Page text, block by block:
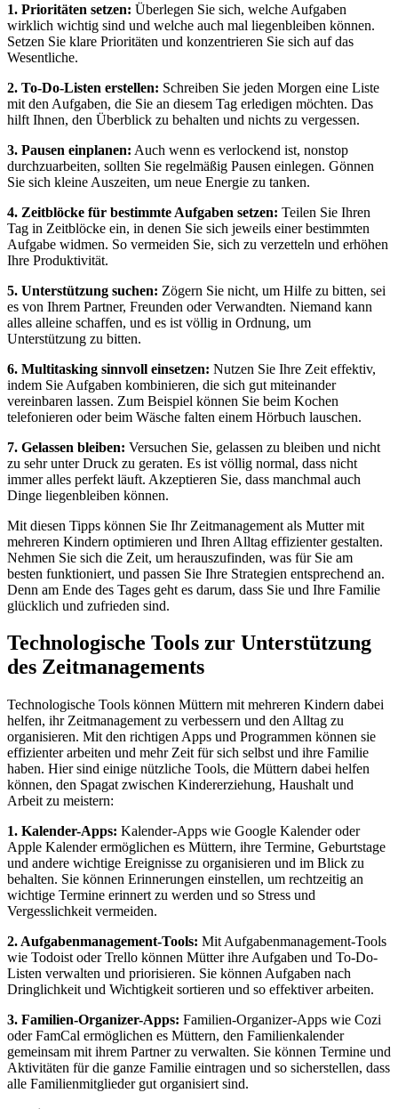
1. Prioritäten setzen: Überlegen Sie sich, welche Aufgaben
wirklich wichtig sind und welche auch mal liegenbleiben können.
Setzen Sie klare Prioritäten und konzentrieren Sie sich auf das
Wesentliche.
2. To-Do-Listen erstellen: Schreiben Sie jeden Morgen eine Liste
mit den Aufgaben, die Sie an diesem Tag erledigen möchten. Das
hilft Ihnen, den Überblick zu behalten und nichts zu vergessen.
3. Pausen einplanen: Auch wenn es verlockend ist, nonstop
durchzuarbeiten, sollten Sie regelmäßig Pausen einlegen. Gönnen
Sie sich kleine Auszeiten, um neue Energie zu tanken.
4. Zeitblöcke für bestimmte Aufgaben setzen: Teilen Sie Ihren
Tag in Zeitblöcke ein, in denen Sie sich jeweils einer bestimmten
Aufgabe widmen. So vermeiden Sie, sich zu verzetteln und erhöhen
Ihre Produktivität.
5. Unterstützung suchen: Zögern Sie nicht, um Hilfe zu bitten, sei
es von Ihrem Partner, Freunden oder Verwandten. Niemand kann
alles alleine schaffen, und es ist völlig in Ordnung, um
Unterstützung zu bitten.
6. Multitasking sinnvoll einsetzen: Nutzen Sie Ihre Zeit effektiv,
indem Sie Aufgaben kombinieren, die sich gut miteinander
vereinbaren lassen. Zum Beispiel können Sie beim Kochen
telefonieren oder beim Wäsche falten einem Hörbuch lauschen.
7. Gelassen bleiben: Versuchen Sie, gelassen zu bleiben und nicht
zu sehr unter Druck zu geraten. Es ist völlig normal, dass nicht
immer alles perfekt läuft. Akzeptieren Sie, dass manchmal auch
Dinge liegenbleiben können.
Mit diesen Tipps können Sie Ihr Zeitmanagement als Mutter mit
mehreren Kindern optimieren und Ihren Alltag effizienter gestalten.
Nehmen Sie sich die Zeit, um herauszufinden, was für Sie am
besten funktioniert, und passen Sie Ihre Strategien entsprechend an.
Denn am Ende des Tages geht es darum, dass Sie und Ihre Familie
glücklich und zufrieden sind.
Technologische Tools zur Unterstützung
des Zeitmanagements
Technologische Tools können Müttern mit mehreren Kindern dabei
helfen, ihr Zeitmanagement zu verbessern und den Alltag zu
organisieren. Mit den richtigen Apps und Programmen können sie
effizienter arbeiten und mehr Zeit für sich selbst und ihre Familie
haben. Hier sind einige nützliche Tools, die Müttern dabei helfen
können, den Spagat zwischen Kindererziehung, Haushalt und
Arbeit zu meistern:
1. Kalender-Apps: Kalender-Apps wie Google Kalender oder
Apple Kalender ermöglichen es Müttern, ihre Termine, Geburtstage
und andere wichtige Ereignisse zu organisieren und im Blick zu
behalten. Sie können Erinnerungen einstellen, um rechtzeitig an
wichtige Termine erinnert zu werden und so Stress und
Vergesslichkeit vermeiden.
2. Aufgabenmanagement-Tools: Mit Aufgabenmanagement-Tools
wie Todoist oder Trello können Mütter ihre Aufgaben und To-Do-
Listen verwalten und priorisieren. Sie können Aufgaben nach
Dringlichkeit und Wichtigkeit sortieren und so effektiver arbeiten.
3. Familien-Organizer-Apps: Familien-Organizer-Apps wie Cozi
oder FamCal ermöglichen es Müttern, den Familienkalender
gemeinsam mit ihrem Partner zu verwalten. Sie können Termine und
Aktivitäten für die ganze Familie eintragen und so sicherstellen, dass
alle Familienmitglieder gut organisiert sind.